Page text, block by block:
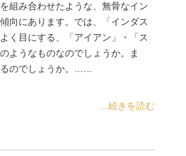
組み合わせたような、無骨なイン
向にあります。では、「インダス
く目にする、「アイアン」・「ス
ようなものなのでしょうか。ま
るのでしょうか。……
...続きを読む